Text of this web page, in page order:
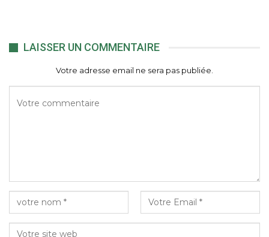
LAISSER UN COMMENTAIRE
Votre adresse email ne sera pas publiée.